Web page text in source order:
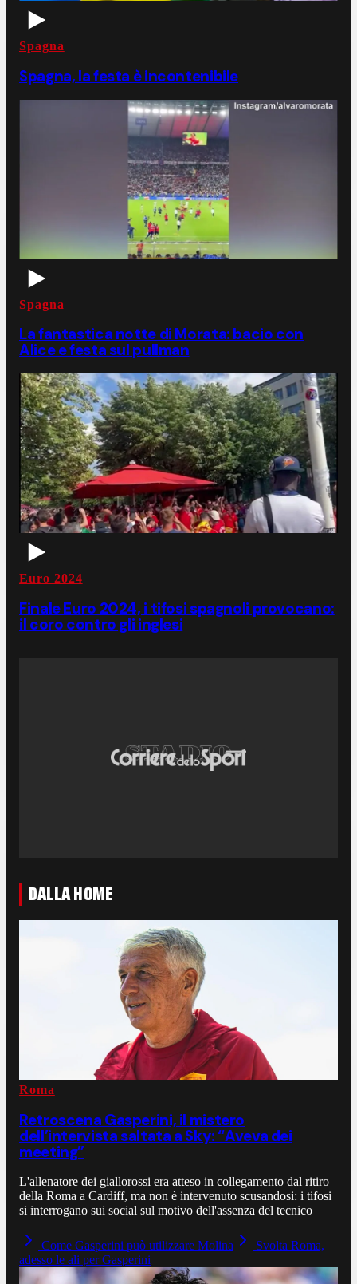
Spagna
Spagna, la festa è incontenibile
Spagna
La fantastica notte di Morata: bacio con
Alice e festa sul pullman
Euro 2024
Finale Euro 2024, i tifosi spagnoli provocano:
il coro contro gli inglesi
DALLA HOME
Roma
Retroscena Gasperini, il mistero
dell’intervista saltata a Sky: “Aveva dei
meeting”
L'allenatore dei giallorossi era atteso in collegamento dal ritiro
della Roma a Cardiff, ma non è intervenuto scusandosi: i tifosi
si interrogano sui social sul motivo dell'assenza del tecnico
Come Gasperini può utilizzare Molina
Svolta Roma,
adesso le ali per Gasperini